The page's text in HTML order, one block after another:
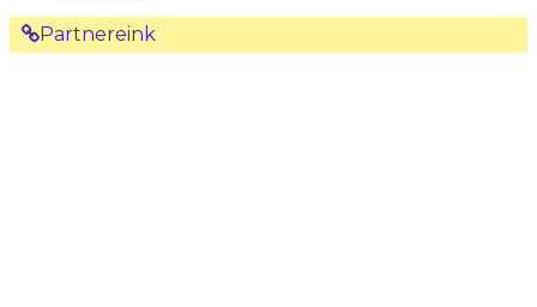
Partnereink